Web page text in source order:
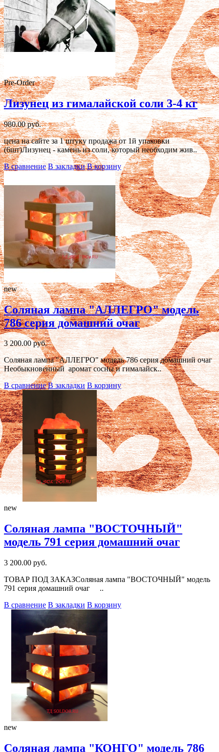
Pre-Order
Лизунец из гималайской соли 3-4 кг
980.00 руб.
цена на сайте за 1 штуку продажа от 1й упаковки
(6шт)Лизунец - камень из соли, который необходим жив..
В сравнение В закладки В корзину
new
Соляная лампа "АЛЛЕГРО" модель
786 серия домашний очаг
3 200.00 руб.
Соляная лампа "АЛЛЕГРО" модель 786 серия домашний очаг
Необыкновенный аромат сосны и гималайск..
В сравнение В закладки В корзину
new
Соляная лампа "ВОСТОЧНЫЙ"
модель 791 серия домашний очаг
3 200.00 руб.
ТОВАР ПОД ЗАКАЗСоляная лампа "ВОСТОЧНЫЙ" модель
791 серия домашний очаг ..
В сравнение В закладки В корзину
new
Соляная лампа "КОНГО" модель 786